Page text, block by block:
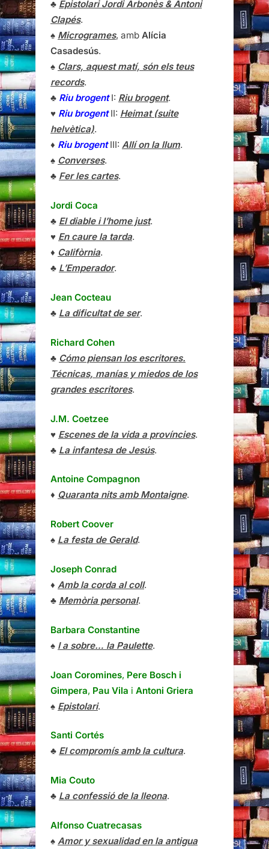
♣ Epistolari Jordi Arbonès & Antoni
Clapés.
♠ Microgrames, amb Alícia
Casadesús.
♠ Clars, aquest matí, són els teus
records.
♣ Riu brogentI: Riu brogent.
♥ Riu brogentII: Heimat (suite
helvètica).
♦ Riu brogentIII: Allí on la llum.
♠ Converses.
♣ Fer les cartes.
Jordi Coca
♣ El diable i l’home just.
♥ En caure la tarda.
♦ Califòrnia.
♣ L’Emperador.
Jean Cocteau
♣ La dificultat de ser.
Richard Cohen
♣ Cómo piensan los escritores.
Técnicas, manías y miedos de los
grandes escritores.
J.M. Coetzee
♥ Escenes de la vida a províncies.
♣ La infantesa de Jesús.
Antoine Compagnon
♦ Quaranta nits amb Montaigne.
Robert Coover
♠ La festa de Gerald.
Joseph Conrad
♦ Amb la corda al coll.
♣ Memòria personal.
Barbara Constantine
♠ I a sobre… la Paulette.
Joan Coromines, Pere Bosch i
Gimpera, Pau Vila i Antoni Griera
♠ Epistolari.
Santi Cortés
♣ El compromís amb la cultura.
Mia Couto
♣ La confessió de la lleona.
Alfonso Cuatrecasas
♠ Amor y sexualidad en la antigua